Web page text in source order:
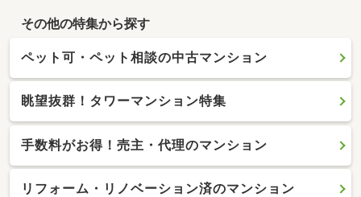
その他の特集から探す
ペット可・ペット相談の中古マンション
眺望抜群！タワーマンション特集
手数料がお得！売主・代理のマンション
リフォーム・リノベーション済のマンション